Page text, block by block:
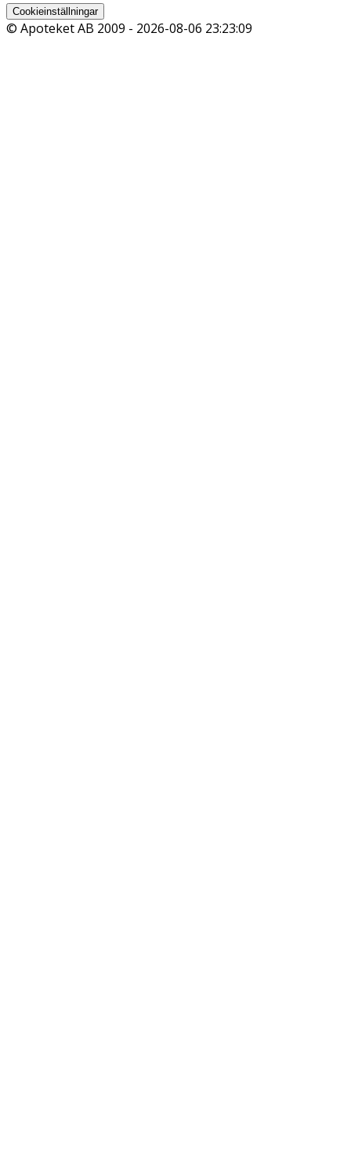
Cookieinställningar
© Apoteket AB 2009 - 2026-08-06 23:23:09